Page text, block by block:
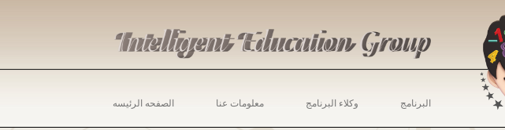
الصفحه الرئيسه معلومات عنا وكلاء البرنامج البرنامج